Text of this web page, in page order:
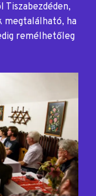
Tiszabezdéden,
megtalálható, ha
remélhetőleg